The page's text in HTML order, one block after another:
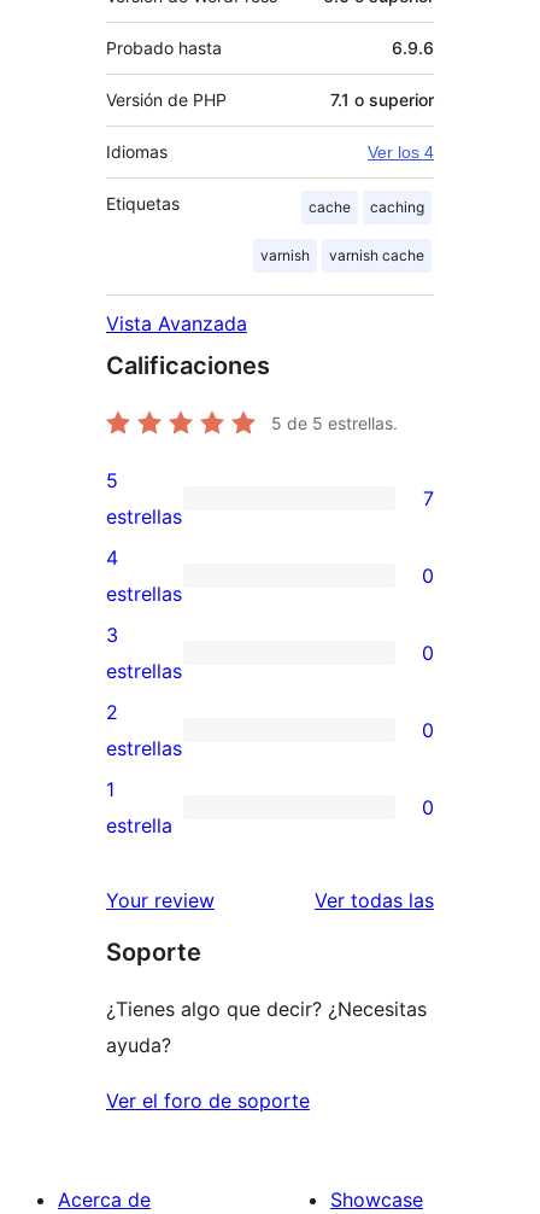
Probado hasta 6.9.6
Versión de PHP 7.1 o superior
Idiomas Ver los 4
Etiquetas cache caching
varnish varnish cache
Vista Avanzada
Calificaciones
5 de 5 estrellas.
7
valoraciones
de
5
estrellas
5
estrellas
7
0
valoraciones
de
4
estrellas
4
estrellas
0
0
valoraciones
de
3
estrellas
3
estrellas
0
0
valoraciones
de
estrellas
2
estrellas
0
0
de
estrellas
1
estrella
0
Your review Ver todas lasreseñas
Soporte
¿Tienes algo que decir? ¿Necesitas
ayuda?
Ver el foro de soporte
Acerca de
Showcase